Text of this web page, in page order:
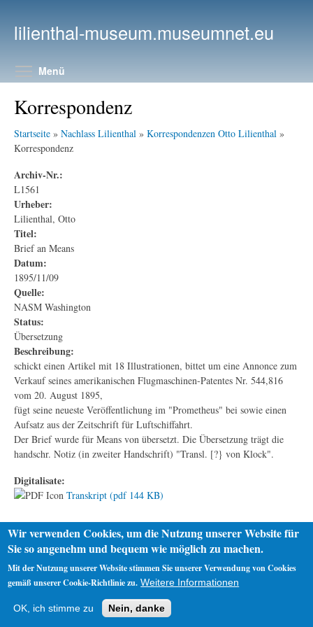
lilienthal-museum.museumnet.eu
Menü
Korrespondenz
Startseite » Nachlass Lilienthal » Korrespondenzen Otto Lilienthal »
Korrespondenz
Archiv-Nr.:
L1561
Urheber:
Lilienthal, Otto
Titel:
Brief an Means
Datum:
1895/11/09
Quelle:
NASM Washington
Status:
Übersetzung
Beschreibung:
schickt einen Artikel mit 18 Illustrationen, bittet um eine Annonce zum
Verkauf seines amerikanischen Flugmaschinen-Patentes Nr. 544,816
vom 20. August 1895,
fügt seine neueste Veröffentlichung im "Prometheus" bei sowie einen
Aufsatz aus der Zeitschrift für Luftschiffahrt.
Der Brief wurde für Means von übersetzt. Die Übersetzung trägt die
handschr. Notiz (in zweiter Handschrift) "Transl. [?} von Klock".
Digitalisate:
Transkript (pdf 144 KB)
Impressum
Wir verwenden Cookies, um die Nutzung unserer Website für
Sie so angenehm und bequem wie möglich zu machen.
Mit der Nutzung unserer Website stimmen Sie unserer Verwendung von Cookies
gemäß unserer Cookie-Richtlinie zu. Weitere Informationen
OK, ich stimme zu Nein, danke